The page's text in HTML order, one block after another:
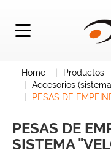
Home Productos
Accesorios
PESAS DE
PESAS DE
SISTEMA